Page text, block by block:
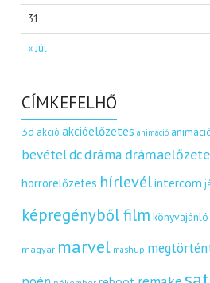
« Júl
31
CÍMKEFELHŐ
3d akció akcióelőzetes animáció
bevételdcdráma
horrorelőzetes hírlevélintercom
képregényből film könyvajánló
magyar marvel mashup